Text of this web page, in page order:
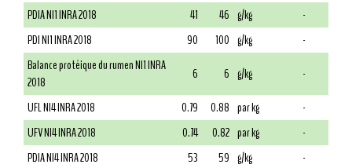
PDIA NI1 INRA 2018
41 46 g/kg
-
PDI NI1 INRA 2018
90 100 g/kg
-
Balance protéique du rumen NI1 INRA
2018
6 6 g/kg
-
UFL NI4 INRA 2018
0.79 0.88 par kg
-
UFV NI4 INRA 2018
0.74 0.82 par kg
-
PDIA NI4 INRA 2018
53 59 g/kg
-